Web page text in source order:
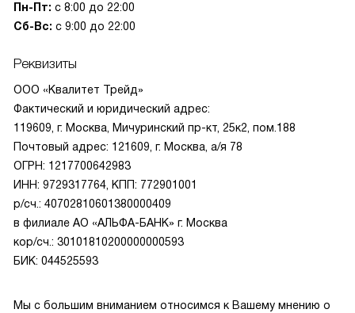
Пн-Пт: с 8:00 до 22:00
Сб-Вс: с 9:00 до 22:00
Реквизиты
ООО «Квалитет Трейд»
Фактический и юридический адрес:
119609, г. Москва, Мичуринский пр-кт, 25к2, пом.188
Почтовый адрес: 121609, г. Москва, а/я 78
ОГРН: 1217700642983
ИНН: 9729317764, КПП: 772901001
р/сч.: 40702810601380000409
в филиале АО «АЛЬФА-БАНК» г. Москва
кор/сч.: 30101810200000000593
БИК: 044525593
Мы с большим вниманием относимся к Вашему мнению о